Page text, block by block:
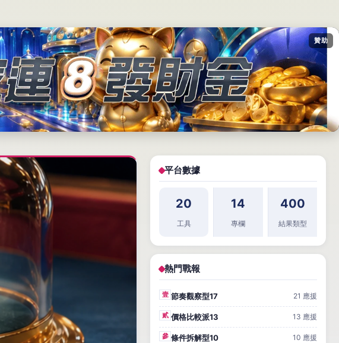
贊助
平台數據
20
工具
14
專欄
400
結果類型
熱門戰報
壹 節奏觀察型17 21 應援
貳 價格比較派13 13 應援
參 條件拆解型10 10 應援